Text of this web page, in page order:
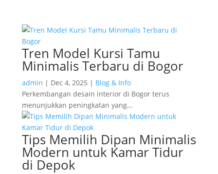
Tren Model Kursi Tamu
Minimalis Terbaru di Bogor
admin | Dec 4, 2025 | Blog & Info
Perkembangan desain interior di Bogor terus
menunjukkan peningkatan yang...
Tips Memilih Dipan Minimalis
Modern untuk Kamar Tidur
di Depok